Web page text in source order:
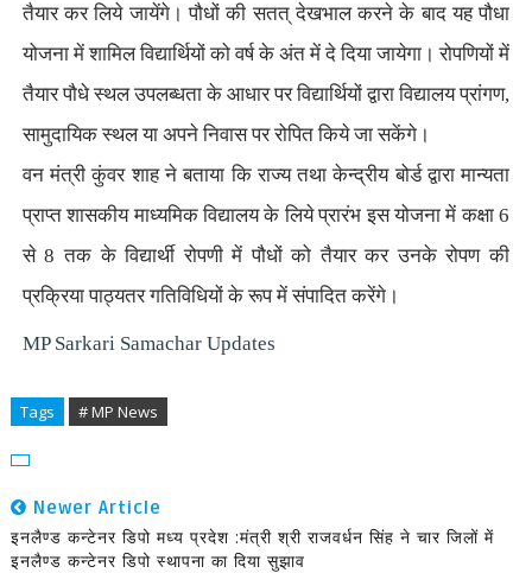
तैयार कर लिये जायेंगे। पौधों की सतत् देखभाल करने के बाद यह पौधा
योजना में शामिल विद्यार्थियों को वर्ष के अंत में दे दिया जायेगा। रोपणियों में
तैयार पौधे स्थल उपलब्धता के आधार पर विद्यार्थियों द्वारा विद्यालय प्रांगण,
सामुदायिक स्थल या अपने निवास पर रोपित किये जा सकेंगे।
वन मंत्री कुंवर शाह ने बताया कि राज्य तथा केन्द्रीय बोर्ड द्वारा मान्यता
प्राप्त शासकीय माध्यमिक विद्यालय के लिये प्रारंभ इस योजना में कक्षा6
से8तक के विद्यार्थी रोपणी में पौधों को तैयार कर उनके रोपण की
प्रक्रिया पाठ्यतर गतिविधियों के रूप में संपादित करेंगे।
MP Sarkari Samachar Updates
Tags # MP News
Newer Article
इनलैण्ड कन्टेनर डिपो मध्य प्रदेश :मंत्री श्री राजवर्धन सिंह ने चार जिलों में
इनलैण्ड कन्टेनर डिपो स्थापना का दिया सुझाव